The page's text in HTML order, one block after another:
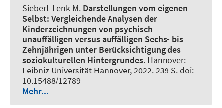
Siebert-Lenk M. Darstellungen vom eigenen
Selbst: Vergleichende Analysen der
Kinderzeichnungen von psychisch
unauffälligen versus auffälligen Sechs- bis
Zehnjährigen unter Berücksichtigung des
soziokulturellen Hintergrundes. Hannover:
Leibniz Universität Hannover, 2022. 239 S. doi:
10.15488/12789
Mehr...